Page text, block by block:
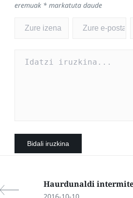
eremuak * markatuta daude
Haurdunaldi